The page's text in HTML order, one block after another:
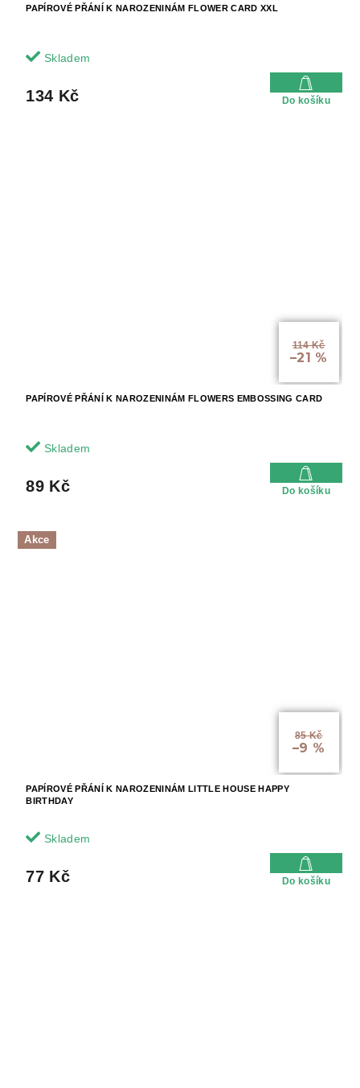
PAPÍROVÉ PŘÁNÍ K NAROZENINÁM FLOWER CARD XXL
Skladem
134 Kč Do košíku
114 Kč
–21 %
PAPÍROVÉ PŘÁNÍ K NAROZENINÁM FLOWERS EMBOSSING CARD
Skladem
89 Kč Do košíku
Akce
85 Kč
–9 %
PAPÍROVÉ PŘÁNÍ K NAROZENINÁM LITTLE HOUSE HAPPY
BIRTHDAY
Skladem
77 Kč Do košíku